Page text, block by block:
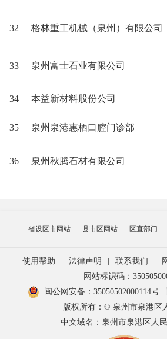
32 格林重工机械（泉州）有限公司
33 泉州富士石业有限公司
34 本益新材料股份公司
35 泉州泉港惠栖口腔门诊部
36 泉州秋腾石材有限公司
省设区市网站 县市区网站 区直部门
使用帮助 | 法律声明 | 联系我们 |
网站标识码：
闽公网安备：35050502000114号
版权所有：© 泉州市泉港区
中文域名：泉州市泉港区人